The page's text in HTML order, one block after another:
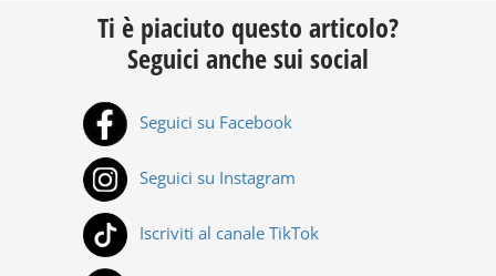
Ti è piaciuto questo articolo?
Seguici anche sui social
Seguici su Facebook
Seguici su Instagram
Iscriviti al canale TikTok